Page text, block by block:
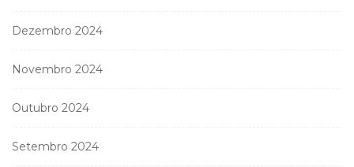
Dezembro 2024
Novembro 2024
Outubro 2024
Setembro 2024